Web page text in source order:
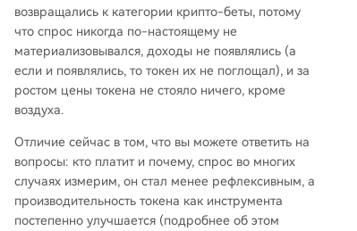
возвращались к категории крипто-беты, потому
что спрос никогда по-настоящему не
материализовывался, доходы не появлялись (а
если и появлялись, то токен их не поглощал), и за
ростом цены токена не стояло ничего, кроме
воздуха.
Отличие сейчас в том, что вы можете ответить на
вопросы: кто платит и почему, спрос во многих
случаях измерим, он стал менее рефлексивным, а
производительность токена как инструмента
постепенно улучшается (подробнее об этом